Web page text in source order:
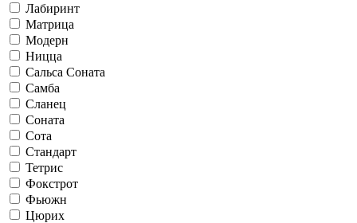
Лабиринт
Матрица
Модерн
Ницца
Сальса Соната
Самба
Сланец
Соната
Сота
Стандарт
Тетрис
Фокстрот
Фьюжн
Цюрих